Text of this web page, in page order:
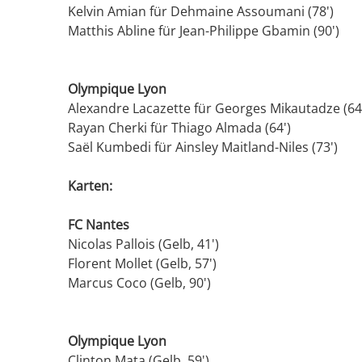
Kelvin Amian für Dehmaine Assoumani (78')
Matthis Abline für Jean-Philippe Gbamin (90')
Olympique Lyon
Alexandre Lacazette für Georges Mikautadze
Rayan Cherki für Thiago Almada (64')
Saël Kumbedi für Ainsley Maitland-Niles (73')
Karten:
FC Nantes
Nicolas Pallois (Gelb, 41')
Florent Mollet (Gelb, 57')
Marcus Coco (Gelb, 90')
Olympique Lyon